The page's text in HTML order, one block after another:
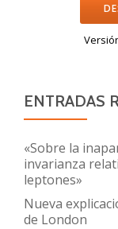
ENTRADAS
«Sobre la
invarianza
leptones»
Nueva
de London